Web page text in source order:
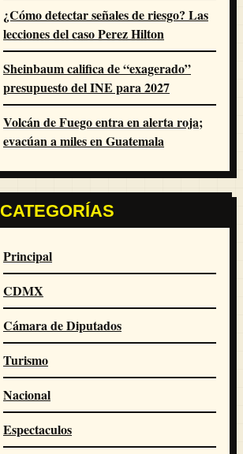
¿Cómo detectar señales de riesgo? Las
lecciones del caso Perez Hilton
Sheinbaum califica de “exagerado”
presupuesto del INE para 2027
Volcán de Fuego entra en alerta roja;
evacúan a miles en Guatemala
CATEGORÍAS
Principal
CDMX
Cámara de Diputados
Turismo
Nacional
Espectaculos